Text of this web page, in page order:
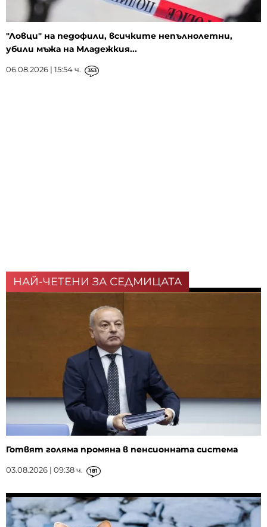
"Ловци" на педофили, всичките непълнолетни,
убили мъжа на Младежкия...
06.08.2026 | 15:54 ч. 353
НАЙ-ЧЕТЕНИ ЗА СЕДМИЦАТА
Готвят голяма промяна в пенсионната система
03.08.2026 | 09:38 ч. 181